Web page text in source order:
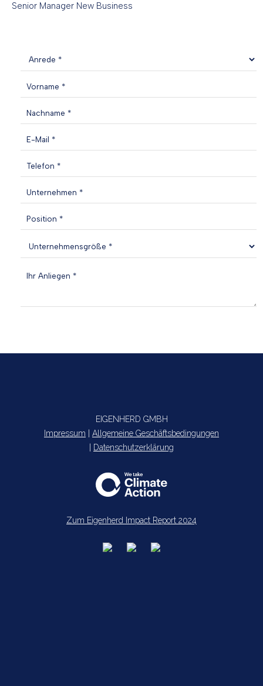
Senior Manager New Business
EIGENHERD GMBH
Impressum
Allgemeine Geschäftsbedingungen
Datenschutzerklärung
Zum Eigenherd Impact Report 2024